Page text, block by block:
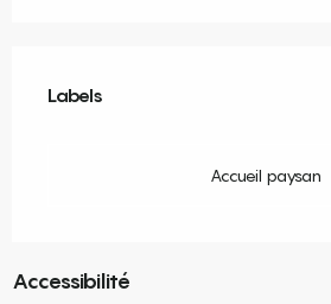
Labels
Labels
Accueil paysan
Accessibilité